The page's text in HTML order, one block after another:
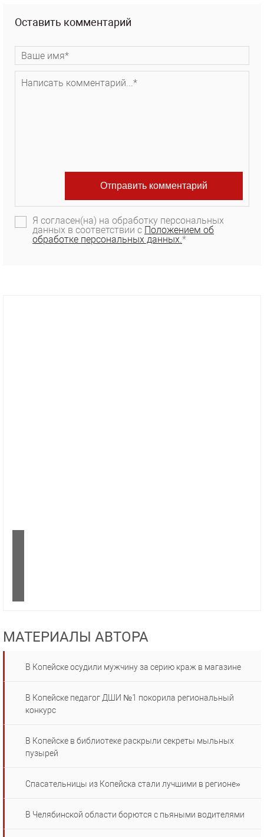
Оставить комментарий
Я согласен(на) на обработку персональных
данных в соответствии с Положением об
обработке персональных данных.*
МАТЕРИАЛЫ АВТОРА
В Копейске осудили мужчину за серию краж в магазине
В Копейске педагог ДШИ №1 покорила региональный
конкурс
В Копейске в библиотеке раскрыли секреты мыльных
пузырей
Спасательницы из Копейска стали лучшими в регионе»
В Челябинской области борются с пьяными водителями